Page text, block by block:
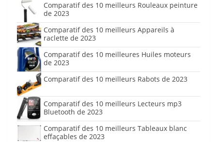
Comparatif des 10 meilleurs Rouleaux peinture
de 2023
Comparatif des 10 meilleurs Appareils à
raclette de 2023
Comparatif des 10 meilleures Huiles moteurs
de 2023
Comparatif des 10 meilleurs Rabots de 2023
Comparatif des 10 meilleurs Lecteurs mp3
Bluetooth de 2023
Comparatif des 10 meilleurs Tableaux blanc
effaçables de 2023